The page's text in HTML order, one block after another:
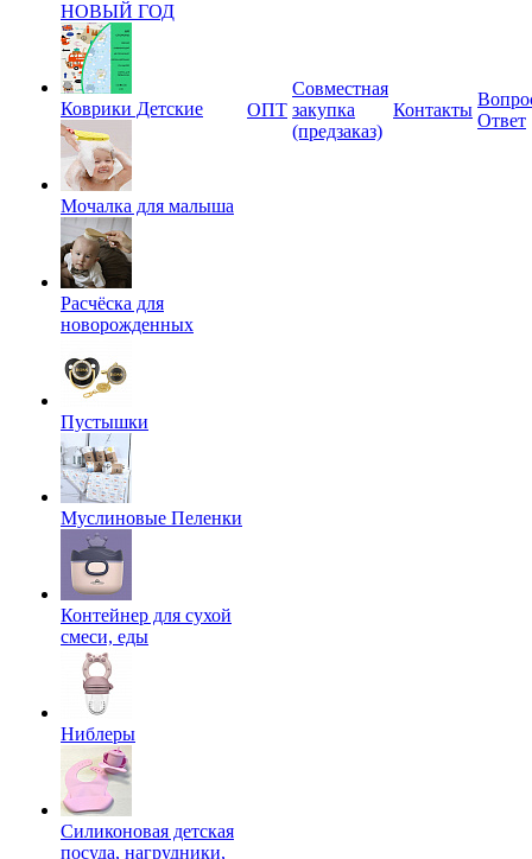
НОВЫЙ ГОД
Коврики Детские
Мочалка для малыша
Расчёска для
новорожденных
Пустышки
Муслиновые Пеленки
Контейнер для сухой
смеси, еды
Ниблеры
Силиконовая детская
посуда, нагрудники,
ОПТ
Совместная
закупка
(предзаказ)
Контакты
Ответ